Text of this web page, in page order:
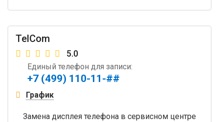
TelCom
5.0
Единый телефон для записи:
+7 (499) 110-11-##
График
Замена дисплея телефона в сервисном центре